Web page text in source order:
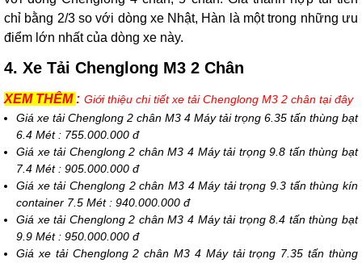
chỉ bằng 2/3 so với dòng xe Nhật, Hàn là một trong những ưu
điểm lớn nhất của dòng xe này.
4. Xe Tải Chenglong M3 2 Chân
XEM THÊM : Giới thiệu chi tiết xe tải Chenglong M3 2 chân tại đây
Giá xe tải Chenglong 2 chân M3 4 Máy tải trọng 6.35 tấn thùng bạt
6.4 Mét : 755.000.000 đ
Giá xe tải Chenglong 2 chân M3 4 Máy tải trọng 9.8 tấn thùng bạt
7.4 Mét : 905.000.000 đ
Giá xe tải Chenglong 2 chân M3 4 Máy tải trọng 9.3 tấn thùng kín
container 7.5 Mét : 940.000.000 đ
Giá xe tải Chenglong 2 chân M3 4 Máy tải trọng 8.4 tấn thùng bạt
9.9 Mét : 950.000.000 đ
Giá xe tải Chenglong 2 chân M3 4 Máy tải trọng 7.35 tấn thùng